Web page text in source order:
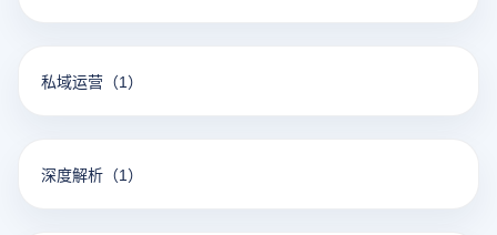
私域运营 （1）
深度解析 （1）